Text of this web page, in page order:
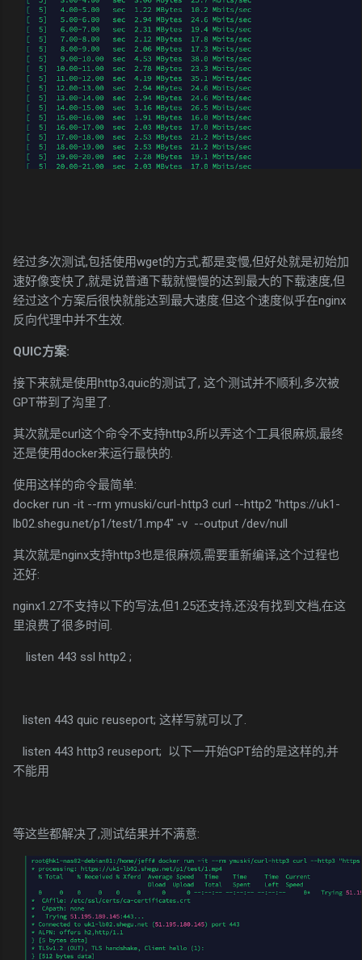
经过多次测试,包括使用wget的方式,都是变慢,但好处就是初始加
速好像变快了,就是说普通下载就慢慢的达到最大的下载速度,但
经过这个方案后很快就能达到最大速度.但这个速度似乎在nginx
反向代理中并不生效.
QUIC方案:
接下来就是使用http3,quic的测试了, 这个测试并不顺利,多次被
GPT带到了沟里了.
其次就是curl这个命令不支持http3,所以弄这个工具很麻烦,最终
还是使用docker来运行最快的.
使用这样的命令最简单:
docker run -it --rm ymuski/curl-http3 curl --http2 "https://uk1-
lb02.shegu.net/p1/test/1.mp4" -v --output /dev/null
其次就是nginx支持http3也是很麻烦,需要重新编译,这个过程也
还好:
nginx1.27不支持以下的写法,但1.25还支持,还没有找到文档,在这
里浪费了很多时间.
listen 443 ssl http2 ;
listen 443 quic reuseport; 这样写就可以了.
listen 443 http3 reuseport; 以下一开始GPT给的是这样的,并
不能用
等这些都解决了,测试结果并不满意: